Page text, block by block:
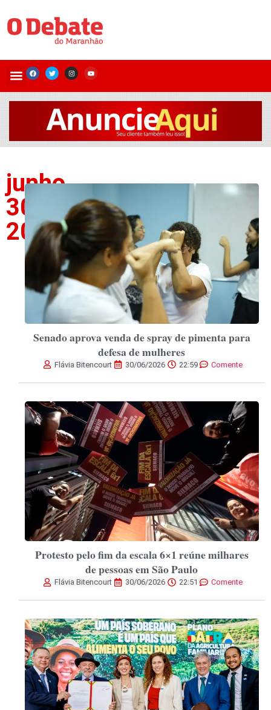
junho
30,
2026
Senado aprova venda de spray de pimenta para
defesa de mulheres
Flávia Bitencourt 30/06/2026 22:59 Comente
Protesto pelo fim da escala 6×1 reúne milhares
de pessoas em São Paulo
Flávia Bitencourt 30/06/2026 22:51 Comente